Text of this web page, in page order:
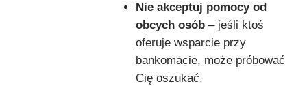
Nie akceptuj pomocy od
obcych osób – jeśli ktoś
oferuje wsparcie przy
bankomacie, może próbować
Cię oszukać.